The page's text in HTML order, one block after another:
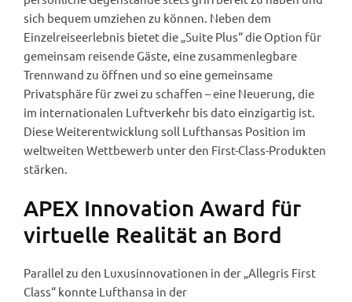
sich bequem umziehen zu können. Neben dem
Einzelreiseerlebnis bietet die „Suite Plus“ die Option für
gemeinsam reisende Gäste, eine zusammenlegbare
Trennwand zu öffnen und so eine gemeinsame
Privatsphäre für zwei zu schaffen – eine Neuerung, die
im internationalen Luftverkehr bis dato einzigartig ist.
Diese Weiterentwicklung soll Lufthansas Position im
weltweiten Wettbewerb unter den First-Class-Produkten
stärken.
APEX Innovation Award für
virtuelle Realität an Bord
Parallel zu den Luxusinnovationen in der „Allegris First
Class“ konnte Lufthansa in der